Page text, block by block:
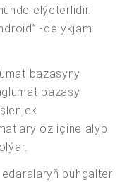
elýeterlidir.
-de ykjam
bazasyny
bazasy
öz içine alyp
buhgalter